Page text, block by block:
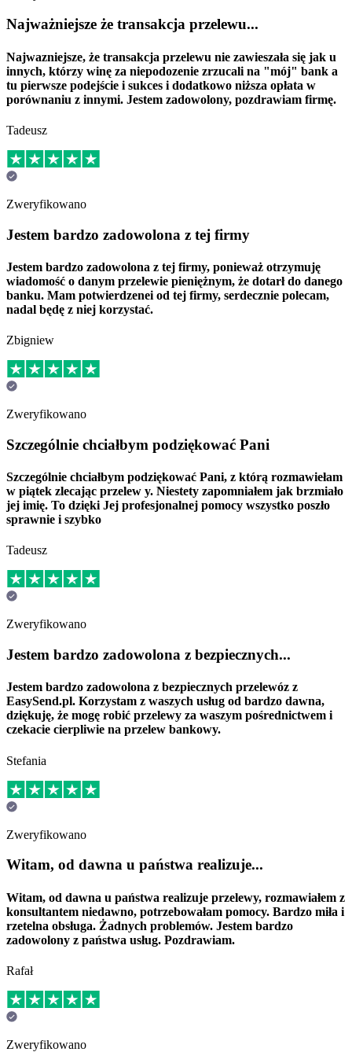
Najważniejsze że transakcja przelewu...
Najwazniejsze, że transakcja przelewu nie zawieszała się jak u
innych, którzy winę za niepodozenie zrzucali na "mój" bank a
tu pierwsze podejście i sukces i dodatkowo niższa opłata w
porównaniu z innymi. Jestem zadowolony, pozdrawiam firmę.
Tadeusz
Zweryfikowano
Jestem bardzo zadowolona z tej firmy
Jestem bardzo zadowolona z tej firmy, ponieważ otrzymuję
wiadomość o danym przelewie pieniężnym, że dotarł do danego
banku. Mam potwierdzenei od tej firmy, serdecznie polecam,
nadal będę z niej korzystać.
Zbigniew
Zweryfikowano
Szczególnie chciałbym podziękować Pani
Szczególnie chciałbym podziękować Pani, z którą rozmawiełam
w piątek zlecając przelew y. Niestety zapomniałem jak brzmiało
jej imię. To dzięki Jej profesjonalnej pomocy wszystko poszło
sprawnie i szybko
Tadeusz
Zweryfikowano
Jestem bardzo zadowolona z bezpiecznych...
Jestem bardzo zadowolona z bezpiecznych przelewóz z
EasySend.pl. Korzystam z waszych usług od bardzo dawna,
dziękuję, że mogę robić przelewy za waszym pośrednictwem i
czekacie cierpliwie na przelew bankowy.
Stefania
Zweryfikowano
Witam, od dawna u państwa realizuje...
Witam, od dawna u państwa realizuje przelewy, rozmawiałem z
konsultantem niedawno, potrzebowałam pomocy. Bardzo miła i
rzetelna obsługa. Żadnych problemów. Jestem bardzo
zadowolony z państwa usług. Pozdrawiam.
Rafał
Zweryfikowano